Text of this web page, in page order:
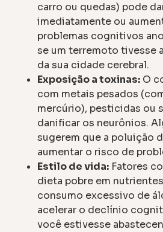
carro ou quedas) pode
imediatamente ou
problemas cognitivos
se um terremoto tivesse
da sua cidade cerebral.
Exposição a toxinas: O
com metais pesados
mercúrio), pesticidas ou
danificar os neurônios.
sugerem que a poluição
aumentar o risco de
Estilo de vida: Fatores
dieta pobre em
consumo excessivo de
acelerar o declínio
você estivesse